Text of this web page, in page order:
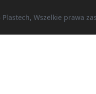
Wszelkie prawa